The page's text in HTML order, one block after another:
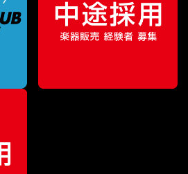
（税込）